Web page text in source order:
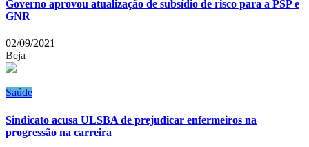
Governo aprovou atualização de subsídio de risco para a PSP e
GNR
02/09/2021
Beja
Saúde
Sindicato acusa ULSBA de prejudicar enfermeiros na
progressão na carreira